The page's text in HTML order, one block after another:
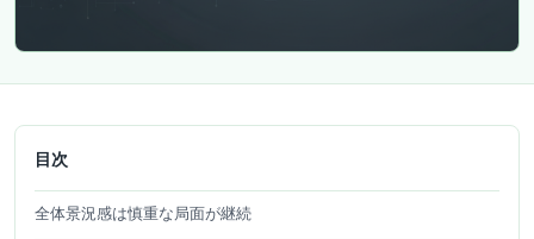
目次
全体景況感は慎重な局面が継続